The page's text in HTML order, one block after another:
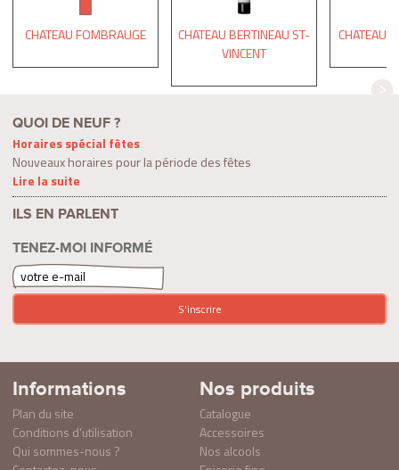
CHATEAU FOMBRAUGE
CHATEAU BERTINEAU ST-
VINCENT
CHATEAU
QUOI DE NEUF ?
Horaires spécial fêtes
Nouveaux horaires pour la période des fêtes
Lire la suite
ILS EN PARLENT
TENEZ-MOI INFORMÉ
Informations
Plan du site
Conditions d'utilisation
Qui sommes-nous ?
Nos produits
Catalogue
Accessoires
Nos alcools